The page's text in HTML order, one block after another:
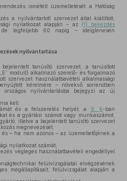
ismételt üzemeltetését a Hatóság
a nyilvántartott szervezet által kiállított,
nyilatkozat alapján – az (1) bekezdés
de legfeljebb 60 napig – ideiglenesen
nyilvántartása
tanúsító szervezet, a tanúsított
modult) alkalmazó szerelő- és forgalmazó
szervezet használatbavételi alkalmassági
kérelmére – növekvő sorrendben
országos nyilvántartásba bejegyzi az új
kell
és a felszerelés helyét, a 9. §-ban
és a gyártási számot vagy munkaszámot,
illetve a bejelentett tanúsító szervezet
megnevezését,
– ha nem azonos – az üzemeltetőjének a
nyilatkozat számát,
végleges használatbavételi engedéllyel
felülvizsgálatai elvégzésének
megállapításait, felülvizsgálat alapján a